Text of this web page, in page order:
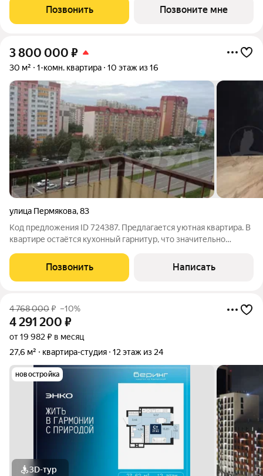
Сергея Джанбровского и Тюменской. «Гринвуд» в переводе с
английского означает
Позвонить Позвоните мне
3 800 000 ₽
30 м² 1-комн. квартира 10 этаж из 16
улица Пермякова,83
Код предложения ID 724387. Предлагается уютная квартира. В
квартире остаётся кухонный гарнитур, что значительно
открывается прекрасный вид на окрестности, а удобное
месторасположение обеспечивает
Позвонить Написать
4 768 000₽ –10%
4 291 200 ₽
от 19 982 ₽ в месяц
27,6 м²
квартира-студия 12 этаж из 24
новостройка
3D-тур